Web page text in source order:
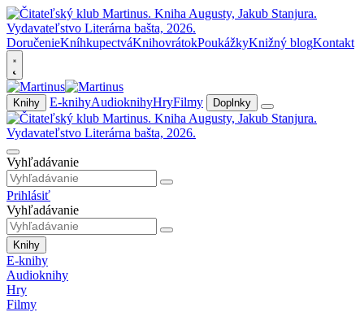
DoručenieKníhkupectváKnihovrátokPoukážkyKnižný blogKontakt
Knihy E-knihyAudioknihyHryFilmy Doplnky
Vyhľadávanie
Prihlásiť
Vyhľadávanie
Knihy
E-knihy
Audioknihy
Hry
Filmy